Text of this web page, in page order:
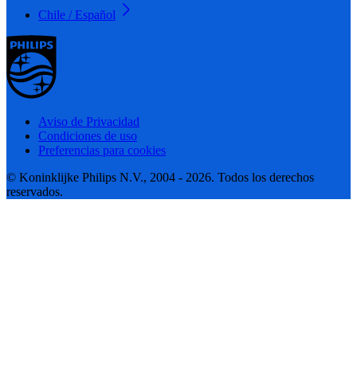
Chile / Español
Aviso de Privacidad
Condiciones de uso
Preferencias para cookies
© Koninklijke Philips N.V., 2004 - 2026. Todos los derechos
reservados.